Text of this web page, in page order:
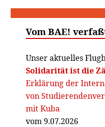
Vom BAE!
Unser aktuelles
Solidarität ist die
Erklärung der
von
mit Kuba
vom 9.07.2026